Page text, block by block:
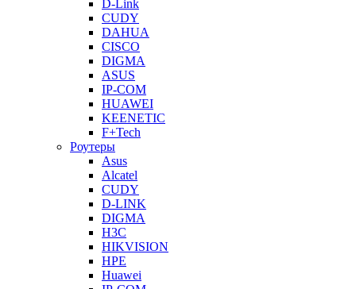
D-Link
CUDY
DAHUA
CISCO
DIGMA
ASUS
IP-COM
HUAWEI
KEENETIC
F+Tech
Роутеры
Asus
Alcatel
CUDY
D-LINK
DIGMA
H3C
HIKVISION
HPE
Huawei